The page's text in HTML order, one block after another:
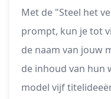
Met de "Steel het
prompt, kun je tot
de naam van jouw
de inhoud van hun
model vijf